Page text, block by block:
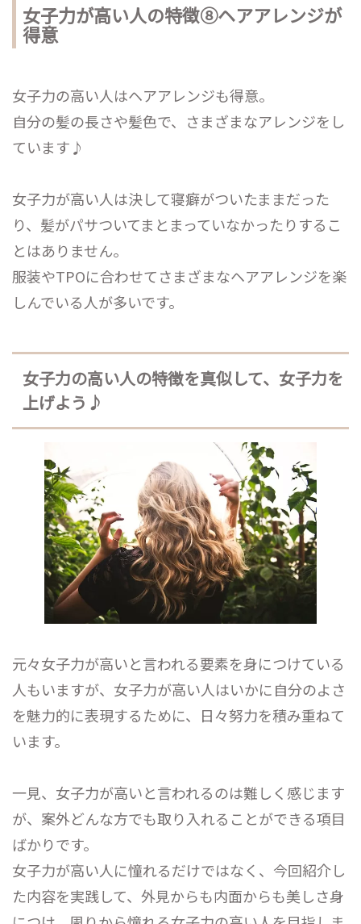
女子力が高い人の特徴⑧ヘアアレンジが
得意
女子力の高い人はヘアアレンジも得意。
自分の髪の長さや髪色で、さまざまなアレンジをし
ています♪
女子力が高い人は決して寝癖がついたままだった
り、髪がパサついてまとまっていなかったりするこ
とはありません。
服装やTPOに合わせてさまざまなヘアアレンジを楽
しんでいる人が多いです。
女子力の高い人の特徴を真似して、女子力を
上げよう♪
元々女子力が高いと言われる要素を身につけている
人もいますが、女子力が高い人はいかに自分のよさ
を魅力的に表現するために、日々努力を積み重ねて
います。
一見、女子力が高いと言われるのは難しく感じます
が、案外どんな方でも取り入れることができる項目
ばかりです。
女子力が高い人に憧れるだけではなく、今回紹介し
た内容を実践して、外見からも内面からも美しさ身